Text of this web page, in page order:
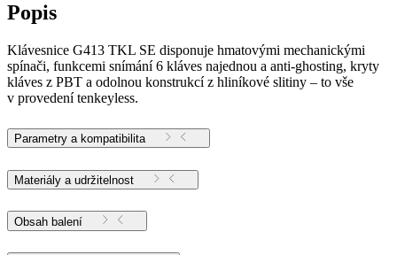
Popis
Klávesnice G413 TKL SE disponuje hmatovými mechanickými
spínači, funkcemi snímání 6 kláves najednou a anti-ghosting, kryty
kláves z PBT a odolnou konstrukcí z hliníkové slitiny – to vše
v provedení tenkeyless.
Parametry a kompatibilita
Materiály a udržitelnost
Obsah balení